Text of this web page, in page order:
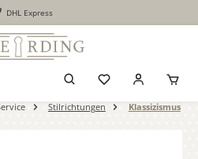
DHL Express
Stilrichtungen Klassizismus